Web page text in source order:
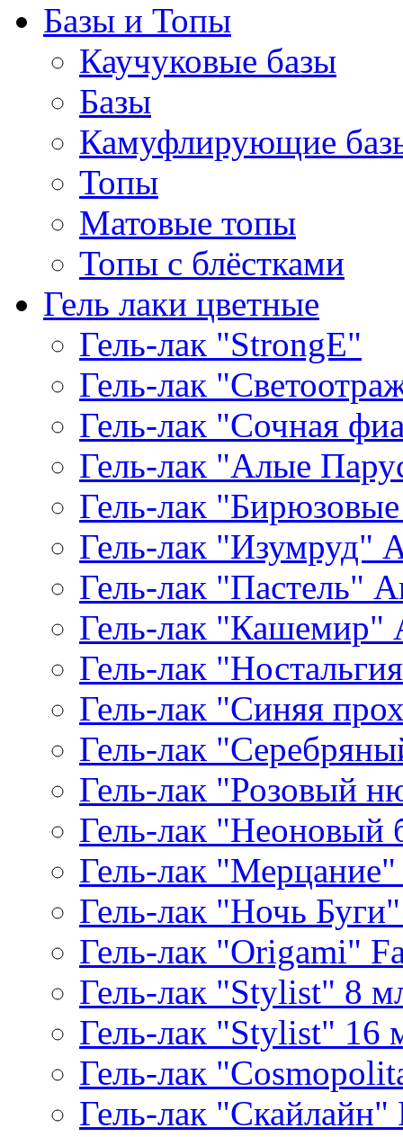
Базы и Топы
Каучуковые базы
Базы
Камуфлирующие
Топы
Матовые топы
Топы с блёстками
Гель лаки цветные
Гель-лак "StrongE"
Гель-лак
Гель-лак "Сочная
Гель-лак "Алые
Гель-лак
Гель-лак "Изумруд"
Гель-лак "Пастель"
Гель-лак "Кашемир"
Гель-лак
Гель-лак "Синяя
Гель-лак
Гель-лак "Розовый
Гель-лак "Неоновый
Гель-лак
Гель-лак "Ночь
Гель-лак "Origami"
Гель-лак "Stylist" 8
Гель-лак "Stylist" 16
Гель-лак
Гель-лак "Скайлайн"